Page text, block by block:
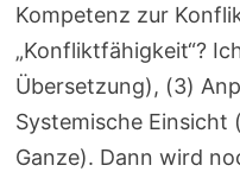
Kompetenz zur
„Konfliktfähigkeit“?
Übersetzung), (3)
Systemische Einsicht
Ganze). Dann wird